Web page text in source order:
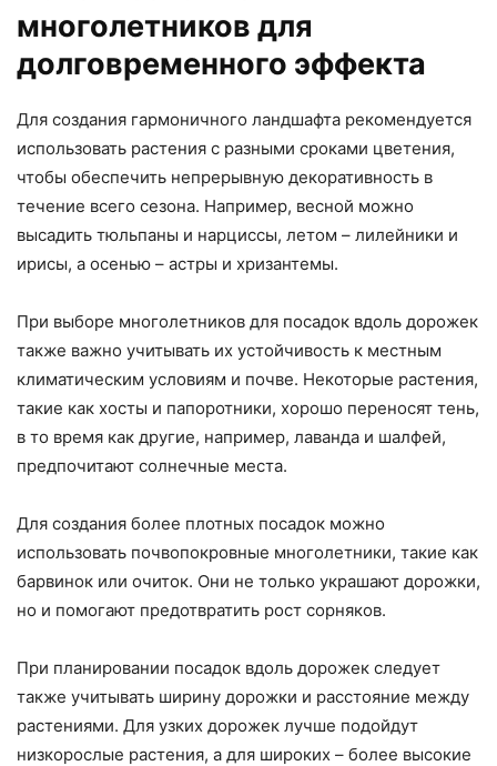
многолетников для
долговременного эффекта
Для создания гармоничного ландшафта рекомендуется
использовать растения с разными сроками цветения,
чтобы обеспечить непрерывную декоративность в
течение всего сезона. Например, весной можно
высадить тюльпаны и нарциссы, летом – лилейники и
ирисы, а осенью – астры и хризантемы.
При выборе многолетников для посадок вдоль дорожек
также важно учитывать их устойчивость к местным
климатическим условиям и почве. Некоторые растения,
такие как хосты и папоротники, хорошо переносят тень,
в то время как другие, например, лаванда и шалфей,
предпочитают солнечные места.
Для создания более плотных посадок можно
использовать почвопокровные многолетники, такие как
барвинок или очиток. Они не только украшают дорожки,
но и помогают предотвратить рост сорняков.
При планировании посадок вдоль дорожек следует
также учитывать ширину дорожки и расстояние между
растениями. Для узких дорожек лучше подойдут
низкорослые растения, а для широких – более высокие